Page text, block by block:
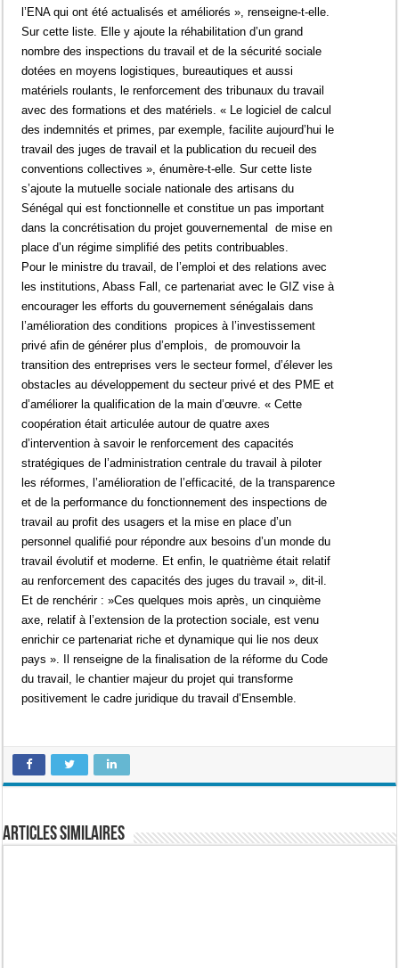
l’ENA qui ont été actualisés et améliorés », renseigne-t-elle.
Sur cette liste. Elle y ajoute la réhabilitation d’un grand
nombre des inspections du travail et de la sécurité sociale
dotées en moyens logistiques, bureautiques et aussi
matériels roulants, le renforcement des tribunaux du travail
avec des formations et des matériels. « Le logiciel de calcul
des indemnités et primes, par exemple, facilite aujourd’hui le
travail des juges de travail et la publication du recueil des
conventions collectives », énumère-t-elle. Sur cette liste
s’ajoute la mutuelle sociale nationale des artisans du
Sénégal qui est fonctionnelle et constitue un pas important
dans la concrétisation du projet gouvernemental de mise en
place d’un régime simplifié des petits contribuables.
Pour le ministre du travail, de l’emploi et des relations avec
les institutions, Abass Fall, ce partenariat avec le GIZ vise à
encourager les efforts du gouvernement sénégalais dans
l’amélioration des conditions propices à l’investissement
privé afin de générer plus d’emplois, de promouvoir la
transition des entreprises vers le secteur formel, d’élever les
obstacles au développement du secteur privé et des PME et
d’améliorer la qualification de la main d’œuvre. « Cette
coopération était articulée autour de quatre axes
d’intervention à savoir le renforcement des capacités
stratégiques de l’administration centrale du travail à piloter
les réformes, l’amélioration de l’efficacité, de la transparence
et de la performance du fonctionnement des inspections de
travail au profit des usagers et la mise en place d’un
personnel qualifié pour répondre aux besoins d’un monde du
travail évolutif et moderne. Et enfin, le quatrième était relatif
au renforcement des capacités des juges du travail », dit-il.
Et de renchérir : »Ces quelques mois après, un cinquième
axe, relatif à l’extension de la protection sociale, est venu
enrichir ce partenariat riche et dynamique qui lie nos deux
pays ». Il renseigne de la finalisation de la réforme du Code
du travail, le chantier majeur du projet qui transforme
positivement le cadre juridique du travail d’Ensemble.
Articles similaires